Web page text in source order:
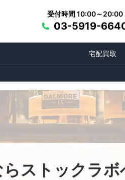
受付時間 10:00～20:00
03-5919-
宅配買取
ストックラボ